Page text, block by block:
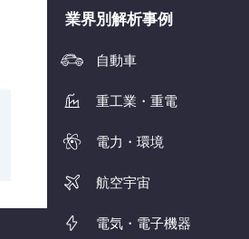
業界別解析事例
自動車
重工業・重電
電力・環境
航空宇宙
電気・電子機器